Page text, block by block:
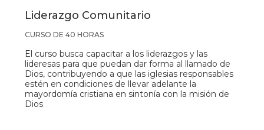
Liderazgo Comunitario
CURSO DE 40 HORAS
El curso busca capacitar a los liderazgos y las
lideresas para que puedan dar forma al llamado de
Dios, contribuyendo a que las iglesias responsables
estén en condiciones de llevar adelante la
mayordomía cristiana en sintonía con la misión de
Dios